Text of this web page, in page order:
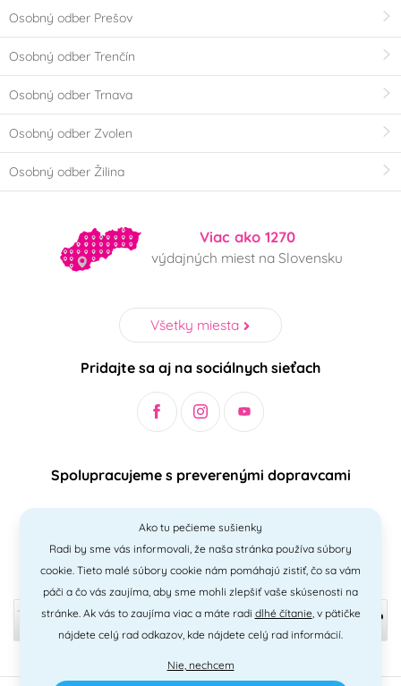
Osobný odber Prešov
Osobný odber Trenčín
Osobný odber Trnava
Osobný odber Zvolen
Osobný odber Žilina
Viac ako 1270
výdajných miest na Slovensku
Všetky miesta
Pridajte sa aj na sociálnych sieťach
Spolupracujeme s preverenými dopravcami
Bezpečný a jednoduchý spôsob platieb
Ako tu pečieme sušienky
Radi by sme vás informovali, že naša stránka používa súbory
cookie. Tieto malé súbory cookie nám pomáhajú zistiť, čo sa vám
páči a čo vás zaujíma, aby sme mohli zlepšiť vaše skúsenosti na
stránke. Ak vás to zaujíma viac a máte radi dlhé čítanie, v pätičke
nájdete celý rad odkazov, kde nájdete celý rad informácií.
Nie, nechcem